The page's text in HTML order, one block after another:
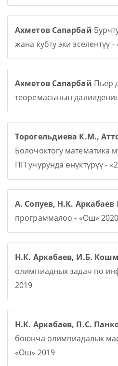
Ахметов Сапарбай
жана кубту эки эселентүү -
Ахметов Сапарбай Пьер
теоремасынын
Торогельдиева К.М.,
Болочоктогу математика
ПП учурунда өнүктүрүү -
А. Сопуев, Н.К. Аркабаев
программалоо - «Ош» 2020
Н.К. Аркабаев, И.Б.
олимпиадных задач по
2019
Н.К. Аркабаев, П.С.
боюнча олимпиадалык
«Ош» 2019